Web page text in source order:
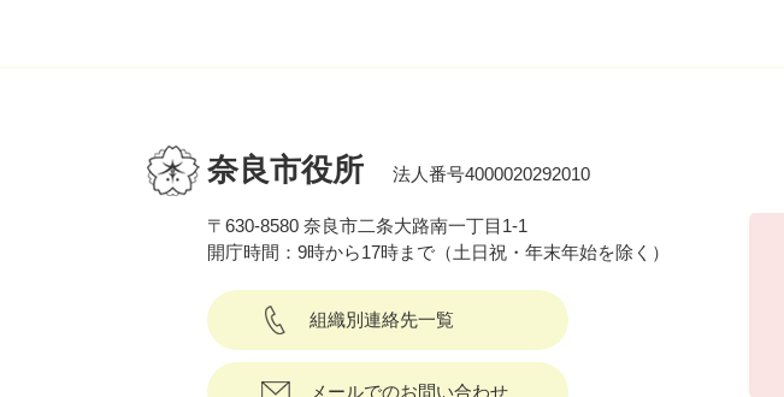
奈良市役所 法人番号4000020292010
〒630-8580 奈良市二条大路南一丁目1-1
開庁時間：9時から17時まで（土日祝・年末年始を除く）
組織別連絡先一覧
メールでのお問い合わせ